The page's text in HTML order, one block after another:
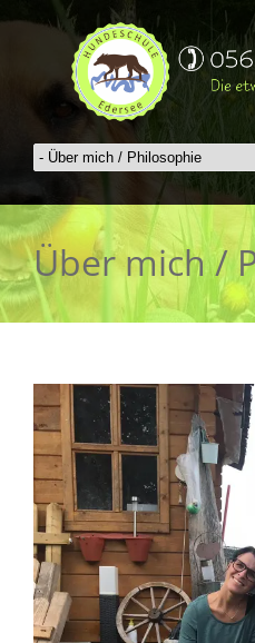
Über mich /